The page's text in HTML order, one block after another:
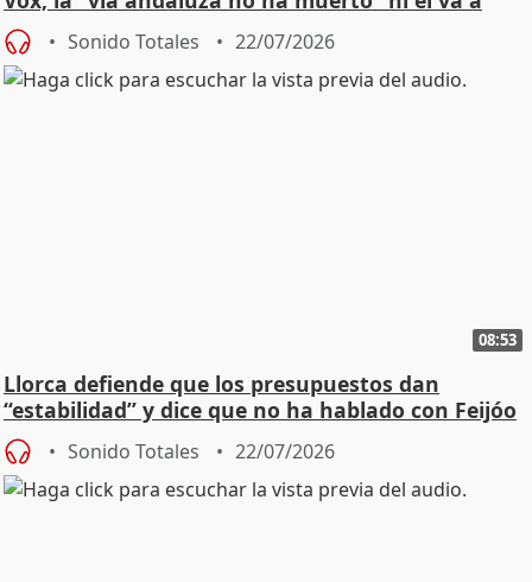
"cambiar"
Sonido Totales 22/07/2026
08:53
Llorca defiende que los presupuestos dan
“estabilidad” y dice que no ha hablado con Feijóo
Sonido Totales 22/07/2026